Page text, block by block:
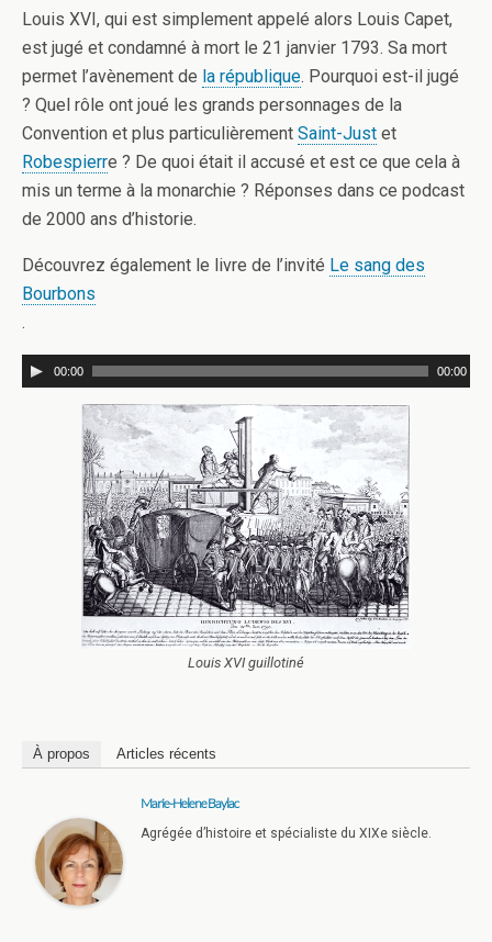
Louis XVI, qui est simplement appelé alors Louis Capet,
est jugé et condamné à mort le 21 janvier 1793. Sa mort
permet l’avènement de la république. Pourquoi est-il jugé
? Quel rôle ont joué les grands personnages de la
Convention et plus particulièrement Saint-Just et
Robespierre ? De quoi était il accusé et est ce que cela à
mis un terme à la monarchie ? Réponses dans ce podcast
de 2000 ans d’historie.
Découvrez également le livre de l’invité Le sang des
Bourbons
.
00:00 00:00
Louis XVI guillotiné
À propos Articles récents
Marie-Helene Baylac
Agrégée d’histoire et spécialiste du XIXe siècle.